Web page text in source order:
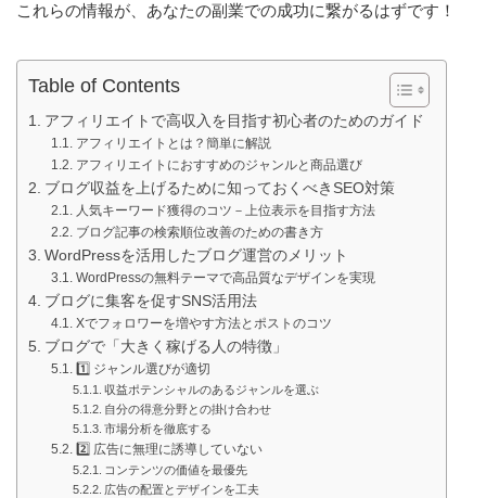
これらの情報が、あなたの副業での成功に繋がるはずです！
Table of Contents
アフィリエイトで高収入を目指す初心者のためのガイド
アフィリエイトとは？簡単に解説
アフィリエイトにおすすめのジャンルと商品選び
ブログ収益を上げるために知っておくべきSEO対策
人気キーワード獲得のコツ－上位表示を目指す方法
ブログ記事の検索順位改善のための書き方
WordPressを活用したブログ運営のメリット
WordPressの無料テーマで高品質なデザインを実現
ブログに集客を促すSNS活用法
Xでフォロワーを増やす方法とポストのコツ
ブログで「大きく稼げる人の特徴」
1️⃣ ジャンル選びが適切
収益ポテンシャルのあるジャンルを選ぶ
自分の得意分野との掛け合わせ
市場分析を徹底する
2️⃣ 広告に無理に誘導していない
コンテンツの価値を最優先
広告の配置とデザインを工夫